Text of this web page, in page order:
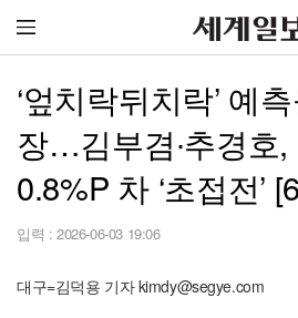
‘엎치락뒤치락’ 예
장…김부겸∙추경호,
0.8%P 차 ‘초접전’
입력 : 2026-06-03 19:06
대구=김덕용 기자 kimdy@segye.com